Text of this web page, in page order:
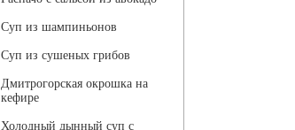
Суп из шампиньонов
Суп из сушеных грибов
Дмитрогорская окрошка на
кефире
Холодный дынный суп с